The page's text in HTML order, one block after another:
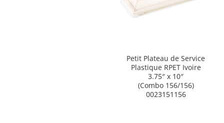
Petit Plateau de Service
Plastique RPET Ivoire
3.75″ x 10″
(Combo 156/156)
0023151156